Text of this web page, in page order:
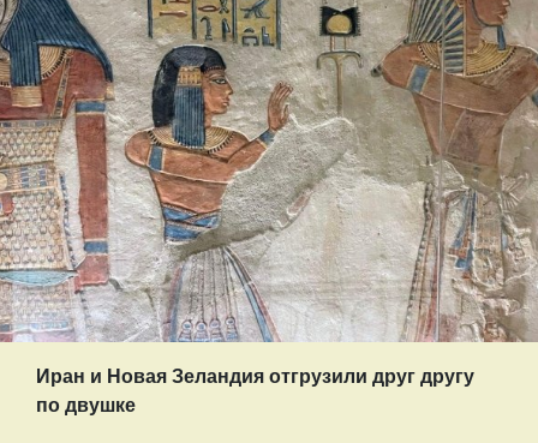
Иран и Новая Зеландия отгрузили друг другу
по двушке